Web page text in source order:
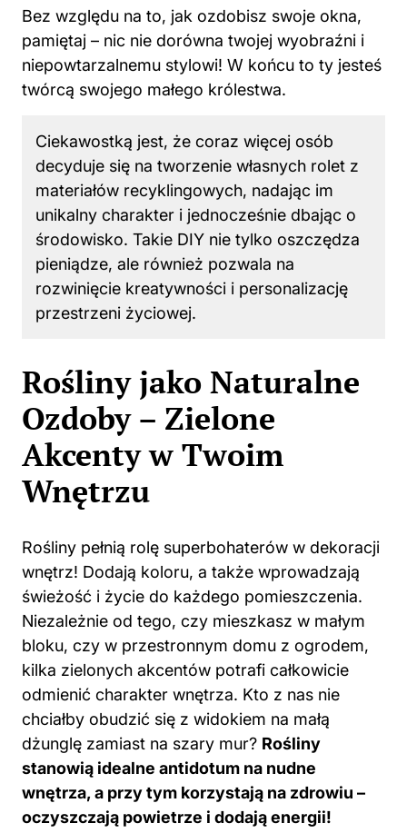
Bez względu na to, jak ozdobisz swoje okna,
pamiętaj – nic nie dorówna twojej wyobraźni i
niepowtarzalnemu stylowi! W końcu to ty jesteś
twórcą swojego małego królestwa.
Ciekawostką jest, że coraz więcej osób
decyduje się na tworzenie własnych rolet z
materiałów recyklingowych, nadając im
unikalny charakter i jednocześnie dbając o
środowisko. Takie DIY nie tylko oszczędza
pieniądze, ale również pozwala na
rozwinięcie kreatywności i personalizację
przestrzeni życiowej.
Rośliny jako Naturalne
Ozdoby – Zielone
Akcenty w Twoim
Wnętrzu
Rośliny pełnią rolę superbohaterów w dekoracji
wnętrz! Dodają koloru, a także wprowadzają
świeżość i życie do każdego pomieszczenia.
Niezależnie od tego, czy mieszkasz w małym
bloku, czy w przestronnym domu z ogrodem,
kilka zielonych akcentów potrafi całkowicie
odmienić charakter wnętrza. Kto z nas nie
chciałby obudzić się z widokiem na małą
dżunglę zamiast na szary mur? Rośliny
stanowią idealne antidotum na nudne
wnętrza, a przy tym korzystają na zdrowiu –
oczyszczają powietrze i dodają energii!